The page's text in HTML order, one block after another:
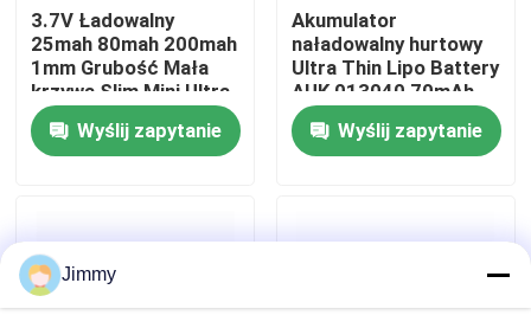
Kontrola jakości
Poproś o wycenę
Niestandardowa bateria LiPo
Mała bateria LiPo
3.7V Ładowalny
25mah 80mah 200mah
1mm Grubość Mała
krzywa Slim Mini Ultra
Thin Lipo Polimery
BatteryWyślij zapytanie
Akumulator
naładowalny hurtowy
Ultra Thin Lipo Battery
AUK 013040 70mAh
3.7V Super Thin
Battery For Consumer
Electronics Wearable
Wyślij zapytanie
Jimmy